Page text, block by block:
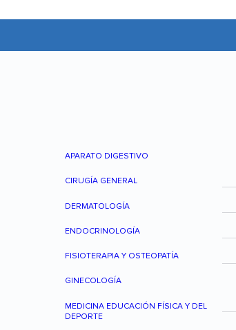
APARATO DIGESTIVO
CIRUGÍA GENERAL
DERMATOLOGÍA
ENDOCRINOLOGÍA
FISIOTERAPIA Y OSTEOPATÍA
GINECOLOGÍA
MEDICINA EDUCACIÓN FÍSICA Y DEL
DEPORTE